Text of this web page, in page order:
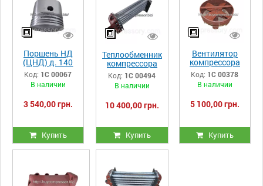
Поршень НД
(ЦНД) д. 140
компрессора
ПК, ПКС, ПКСД
32.03.00.01-
Код: 1С 00067
В наличии
3 540,00 грн.
Купить
Теплообменник
компрессора
ПК, ПКС, ПКСД
32.19.00.00-
005сб
Код: 1С 00494
В наличии
10 400,00 грн.
Купить
Вентилятор
компрессора
ПК, ПКС, ПКСД
33.05.00.00-
027сб
Код: 1С 00378
В наличии
5 100,00 грн.
Купить